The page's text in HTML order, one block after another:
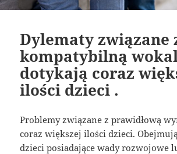
Dylematy związane
kompatybilną
dotykają coraz
ilości dzieci .
Problemy związane z prawidłową
coraz większej ilości dzieci.
dzieci posiadające wady rozwojowe